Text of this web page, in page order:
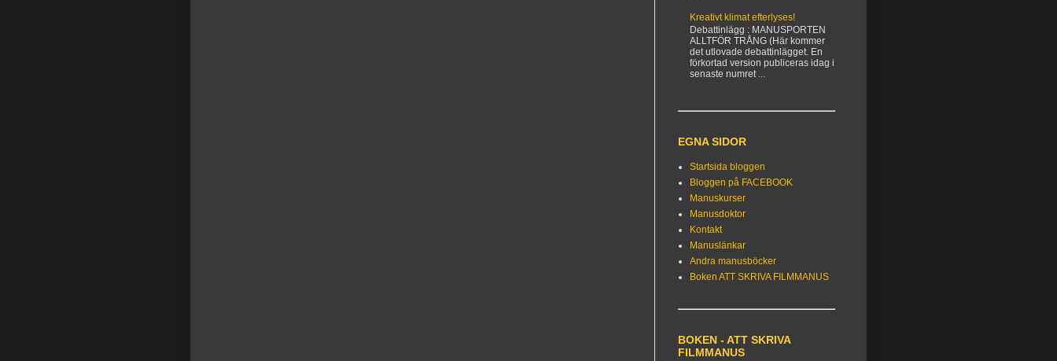
Kreativt klimat efterlyses!
Debattinlägg : MANUSPORTEN
ALLTFÖR TRÅNG (Här kommer
det utlovade debattinlägget. En
förkortad version publiceras idag i
senaste numret ...
EGNA SIDOR
Startsida bloggen
Bloggen på FACEBOOK
Manuskurser
Manusdoktor
Kontakt
Manuslänkar
Andra manusböcker
Boken ATT SKRIVA FILMMANUS
BOKEN - ATT SKRIVA
FILMMANUS